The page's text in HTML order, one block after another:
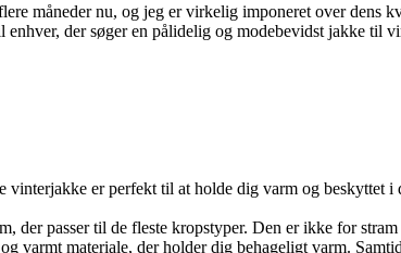
måneder nu, og jeg er virkelig imponeret over dens
der søger en pålidelig og modebevidst jakke til
vinterjakke er perfekt til at holde dig varm og beskyttet
der passer til de fleste kropstyper. Den er ikke for
varmt materiale, der holder dig behageligt varm.